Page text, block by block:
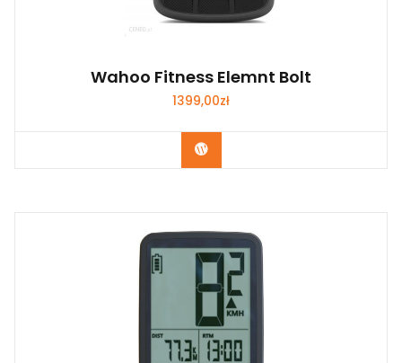
Wahoo Fitness Elemnt Bolt
1399,00zł
Kup Teraz